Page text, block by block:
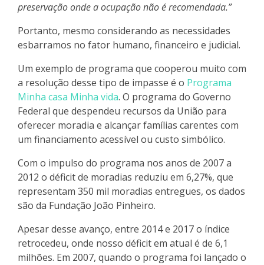
preservação onde a ocupação não é recomendada.”
Portanto, mesmo considerando as necessidades
esbarramos no fator humano, financeiro e judicial.
Um exemplo de programa que cooperou muito com
a resolução desse tipo de impasse é o Programa
Minha casa Minha vida. O programa do Governo
Federal que despendeu recursos da União para
oferecer moradia e alcançar famílias carentes com
um financiamento acessível ou custo simbólico.
Com o impulso do programa nos anos de 2007 a
2012 o déficit de moradias reduziu em 6,27%, que
representam 350 mil moradias entregues, os dados
são da Fundação João Pinheiro.
Apesar desse avanço, entre 2014 e 2017 o índice
retrocedeu, onde nosso déficit em atual é de 6,1
milhões. Em 2007, quando o programa foi lançado o